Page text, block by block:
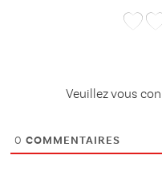
Veuillez vous
0 COMMENTAIRES